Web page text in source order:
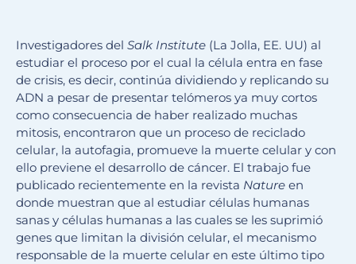
Investigadores del Salk Institute (La Jolla, EE. UU) al
estudiar el proceso por el cual la célula entra en fase
de crisis, es decir, continúa dividiendo y replicando su
ADN a pesar de presentar telómeros ya muy cortos
como consecuencia de haber realizado muchas
mitosis, encontraron que un proceso de reciclado
celular, la autofagia, promueve la muerte celular y con
ello previene el desarrollo de cáncer. El trabajo fue
publicado recientemente en la revista Nature en
donde muestran que al estudiar células humanas
sanas y células humanas a las cuales se les suprimió
genes que limitan la división celular, el mecanismo
responsable de la muerte celular en este último tipo